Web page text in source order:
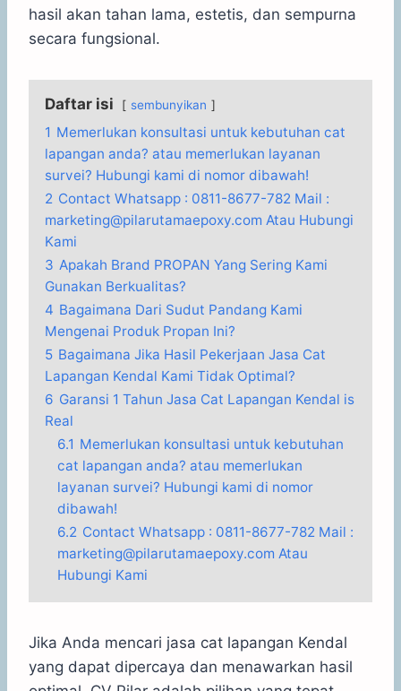
hasil akan tahan lama, estetis, dan sempurna
secara fungsional.
Daftar isi sembunyikan
1 Memerlukan konsultasi untuk kebutuhan cat
lapangan anda? atau memerlukan layanan
survei? Hubungi kami di nomor dibawah!
2 Contact Whatsapp : 0811-8677-782 Mail :
marketing@pilarutamaepoxy.com Atau Hubungi
Kami
3 Apakah Brand PROPAN Yang Sering Kami
Gunakan Berkualitas?
4 Bagaimana Dari Sudut Pandang Kami
Mengenai Produk Propan Ini?
5 Bagaimana Jika Hasil Pekerjaan Jasa Cat
Lapangan Kendal Kami Tidak Optimal?
6 Garansi 1 Tahun Jasa Cat Lapangan Kendal is
Real
6.1 Memerlukan konsultasi untuk kebutuhan
cat lapangan anda? atau memerlukan
layanan survei? Hubungi kami di nomor
dibawah!
6.2 Contact Whatsapp : 0811-8677-782 Mail :
marketing@pilarutamaepoxy.com Atau
Hubungi Kami
Jika Anda mencari jasa cat lapangan Kendal
yang dapat dipercaya dan menawarkan hasil